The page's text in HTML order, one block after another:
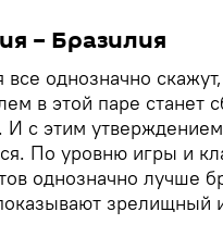
– Бразилия
однозначно
в этой паре станет
И с этим
По уровню игры и
однозначно лучше
зрелищный